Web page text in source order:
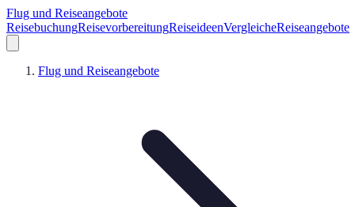
Flug und Reiseangebote
ReisebuchungReisevorbereitungReiseideenVergleicheReiseangebote
Flug und Reiseangebote